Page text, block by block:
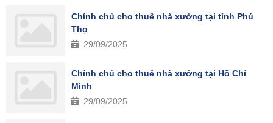
Chính chủ cho thuê nhà xưởng tại tỉnh Phú
Thọ
29/09/2025
Chính chủ cho thuê nhà xưởng tại Hồ Chí
Minh
29/09/2025